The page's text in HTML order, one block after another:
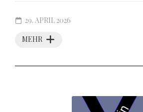
MEHR
29. APRIL 2026